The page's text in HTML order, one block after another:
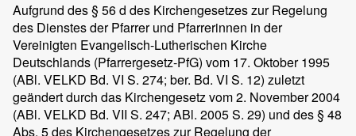
Aufgrund des § 56 d des Kirchengesetzes zur Regelung
des Dienstes der Pfarrer und Pfarrerinnen in der
Vereinigten Evangelisch-Lutherischen Kirche
Deutschlands (Pfarrergesetz-PfG) vom 17. Oktober 1995
(ABl. VELKD Bd. VI S. 274; ber. Bd. VI S. 12) zuletzt
geändert durch das Kirchengesetz vom 2. November 2004
(ABl. VELKD Bd. VII S. 247; ABl. 2005 S. 29) und des § 48
Abs. 5 des Kirchengesetzes zur Regelung der